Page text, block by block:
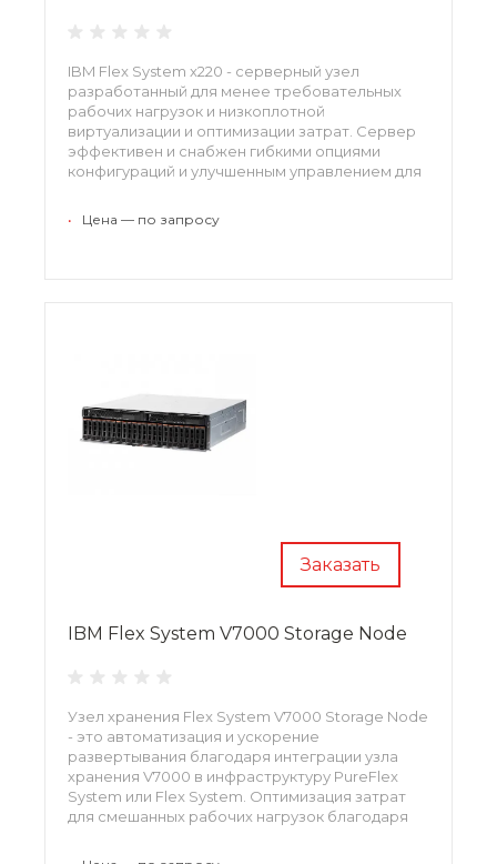
IBM Flex System x220 - серверный узел
разработанный для менее требовательных
рабочих нагрузок и низкоплотной
виртуализации и оптимизации затрат. Сервер
эффективен и снабжен гибкими опциями
конфигураций и улучшенным управлением для
• Цена — по запросу
Заказать
IBM Flex System V7000 Storage Node
Узел хранения Flex System V7000 Storage Node
- это автоматизация и ускорение
развертывания благодаря интеграции узла
хранения V7000 в инфраструктуру PureFlex
System или Flex System. Оптимизация затрат
для смешанных рабочих нагрузок благодаря